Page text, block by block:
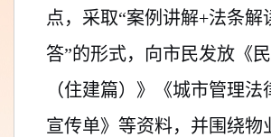
点，采取“案例讲解+法条解
答”的形式，向市民发放《
（住建篇）》《城市管理法
宣传单》等资料，并围绕物